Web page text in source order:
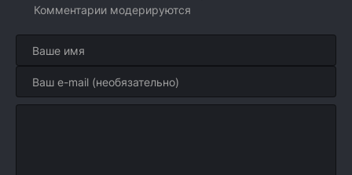
Комментарии модерируются